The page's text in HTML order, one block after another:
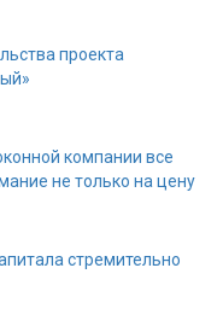
проекта
компании все
не только на цену
стремительно